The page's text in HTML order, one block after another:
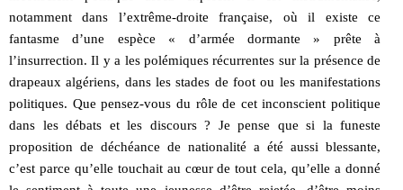
notamment dans l’extrême-droite française, où il existe ce
fantasme d’une espèce « d’armée dormante » prête à
l’insurrection. Il y a les polémiques récurrentes sur la présence de
drapeaux algériens, dans les stades de foot ou les manifestations
politiques. Que pensez-vous du rôle de cet inconscient politique
dans les débats et les discours ? Je pense que si la funeste
proposition de déchéance de nationalité a été aussi blessante,
c’est parce qu’elle touchait au cœur de tout cela, qu’elle a donné